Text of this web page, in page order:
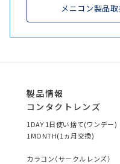
メニコン製品
製品情報
コンタクトレンズ
1DAY 1日使い捨て(ワンデー)
1MONTH(1ヵ月交換)
カラコン（サークルレンズ）